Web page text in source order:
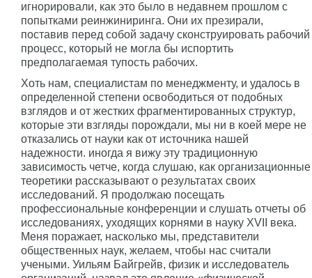
игнорировали, как это было в недавнем прошлом с
попытками реинжиниринга. Они их презирали,
поставив перед собой задачу сконструировать рабочий
процесс, который не могла бы испортить
предполагаемая тупость рабочих.
Хоть нам, специалистам по менеджменту, и удалось в
определенной степени освободиться от подобных
взглядов и от жестких фрагментированных структур,
которые эти взгляды порождали, мы ни в коей мере не
отказались от науки как от источника нашей
надежности. иногда я вижу эту традиционную
зависимость четче, когда слушаю, как организационные
теоретики рассказывают о результатах своих
исследований. Я продолжаю посещать
профессиональные конференции и слушать отчеты об
исследованиях, уходящих корнями в науку XVII века.
Меня поражает, насколько мы, представители
общественных наук, желаем, чтобы нас считали
учеными. Уильям Байгрейв, физик и исследователь